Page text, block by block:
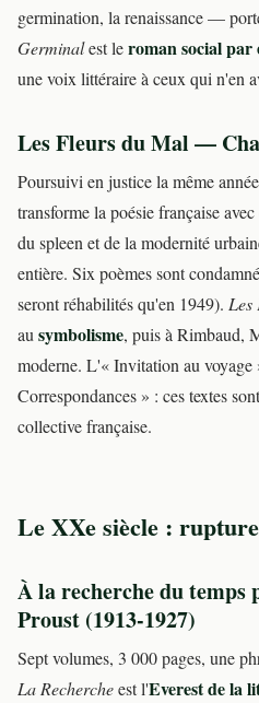
germination, la renaissance —
Germinalest leroman social par
une voix littéraire à ceux qui n'en
Les Fleurs du Mal —
Poursuivi en justice la même
transforme la poésie française
du spleen et de la modernité
entière. Six poèmes sont
seront réhabilités qu'en 1949). Les
ausymbolisme, puis à Rimbaud,
moderne. L'« Invitation au
Correspondances » : ces textes
collective française.
Le XXe siècle :
À la recherche du
Proust (1913-1927)
Sept volumes, 3 000 pages, une
La Rechercheest l'Everest de la